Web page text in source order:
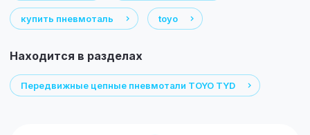
купить пневмоталь toyo
Находится в разделах
Передвижные цепные пневмотали TOYO TYD